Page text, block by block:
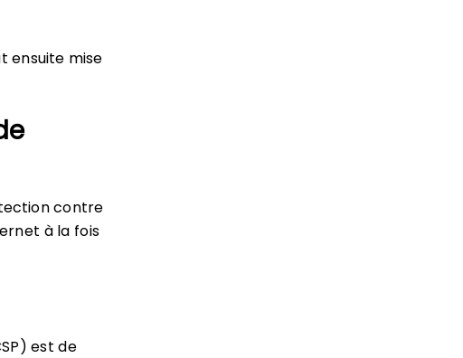
ensuite mise
contre
à la fois
est de